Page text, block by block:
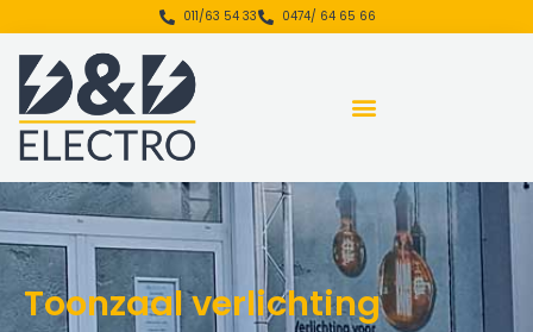
inhoud
011/63 54 33 0474/ 64 65 66
Toonzaal verlichting